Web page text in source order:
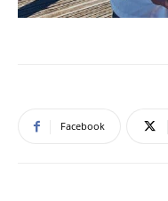
Facebook